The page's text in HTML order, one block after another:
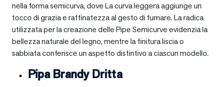
nella forma semicurva, dove La curva leggera aggiunge un
tocco di grazia e raffinatezza al gesto di fumare. La radica
utilizzata per la creazione delle Pipe Semicurve evidenzia la
bellezza naturale del legno, mentre la finitura liscia o
sabbiata conferisce un aspetto distintivo a ciascun modello.
Pipa Brandy Dritta